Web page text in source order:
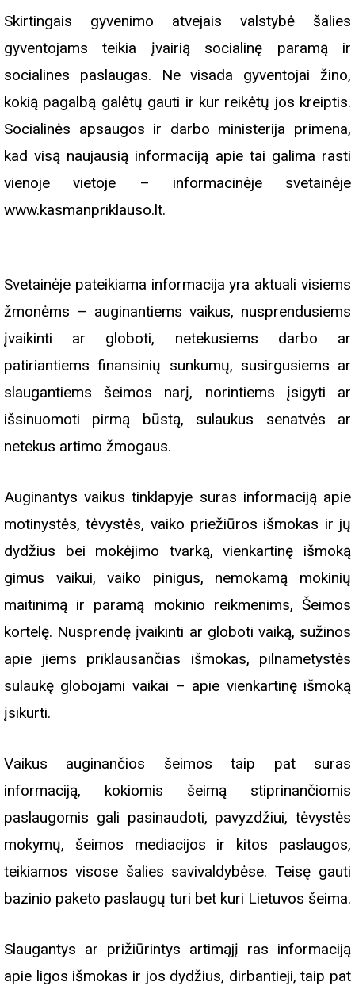
Skirtingais gyvenimo atvejais valstybė šalies
gyventojams teikia įvairią socialinę paramą ir
socialines paslaugas. Ne visada gyventojai žino,
kokią pagalbą galėtų gauti ir kur reikėtų jos kreiptis.
Socialinės apsaugos ir darbo ministerija primena,
kad visą naujausią informaciją apie tai galima rasti
vienoje vietoje – informacinėje svetainėje
www.kasmanpriklauso.lt.
Svetainėje pateikiama informacija yra aktuali visiems
žmonėms – auginantiems vaikus, nusprendusiems
įvaikinti ar globoti, netekusiems darbo ar
patiriantiems finansinių sunkumų, susirgusiems ar
slaugantiems šeimos narį, norintiems įsigyti ar
išsinuomoti pirmą būstą, sulaukus senatvės ar
netekus artimo žmogaus.
Auginantys vaikus tinklapyje suras informaciją apie
motinystės, tėvystės, vaiko priežiūros išmokas ir jų
dydžius bei mokėjimo tvarką, vienkartinę išmoką
gimus vaikui, vaiko pinigus, nemokamą mokinių
maitinimą ir paramą mokinio reikmenims, Šeimos
kortelę. Nusprendę įvaikinti ar globoti vaiką, sužinos
apie jiems priklausančias išmokas, pilnametystės
sulaukę globojami vaikai – apie vienkartinę išmoką
įsikurti.
Vaikus auginančios šeimos taip pat suras
informaciją, kokiomis šeimą stiprinančiomis
paslaugomis gali pasinaudoti, pavyzdžiui, tėvystės
mokymų, šeimos mediacijos ir kitos paslaugos,
teikiamos visose šalies savivaldybėse. Teisę gauti
bazinio paketo paslaugų turi bet kuri Lietuvos šeima.
Slaugantys ar prižiūrintys artimąjį ras informaciją
apie ligos išmokas ir jos dydžius, dirbantieji, taip pat